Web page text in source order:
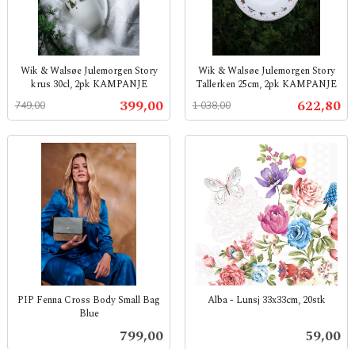
Wik & Walsøe Julemorgen Story
krus 30cl, 2pk KAMPANJE
Tilbud
399,00
749,00
mva.
Wik & Walsøe Julemorgen Story
Tallerken 25cm, 2pk KAMPANJE
Tilbud
622,80
1 038,00
mva.
PIP Fenna Cross Body Small Bag
Blue
Pris
799,00
Alba - Lunsj 33x33cm, 20stk
Pris
59,00